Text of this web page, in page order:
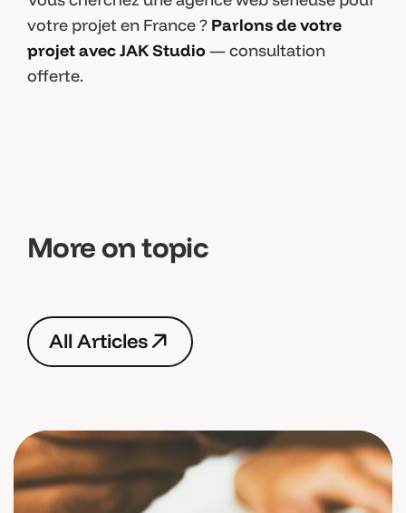
votre projet en France ? Parlons de votre
projet avec JAK Studio— consultation
offerte.
More on topic
All Articles
AllArticles